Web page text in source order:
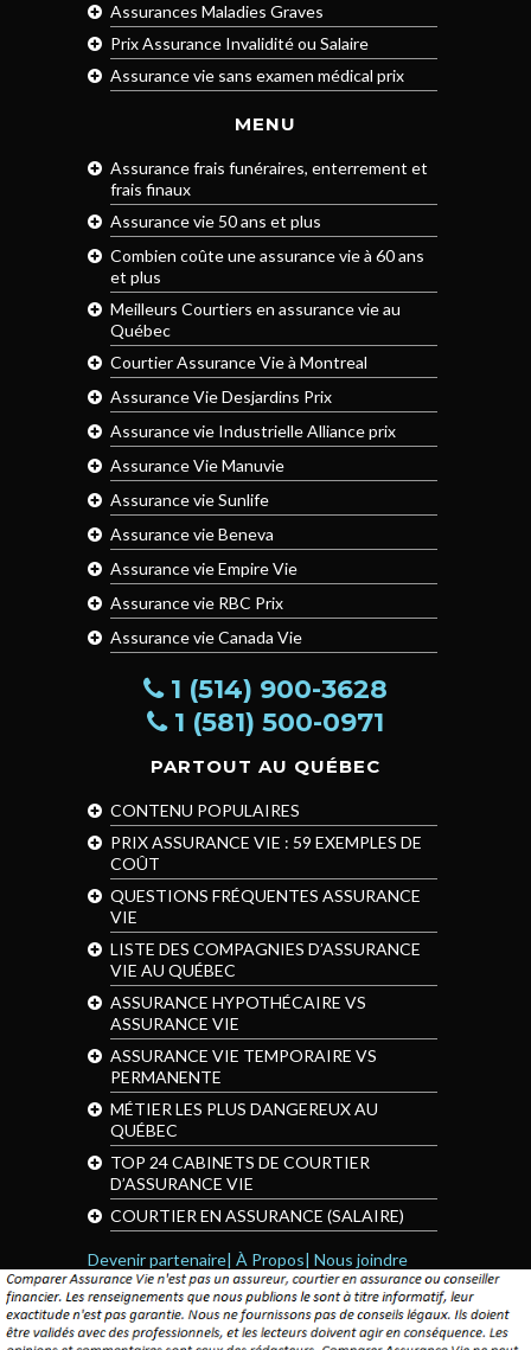
Assurances Maladies Graves
Prix Assurance Invalidité ou Salaire
Assurance vie sans examen médical prix
MENU
Assurance frais funéraires, enterrement et
frais finaux
Assurance vie 50 ans et plus
Combien coûte une assurance vie à 60 ans
et plus
Meilleurs Courtiers en assurance vie au
Québec
Courtier Assurance Vie à Montreal
Assurance Vie Desjardins Prix
Assurance vie Industrielle Alliance prix
Assurance Vie Manuvie
Assurance vie Sunlife
Assurance vie Beneva
Assurance vie Empire Vie
Assurance vie RBC Prix
Assurance vie Canada Vie
1 (514) 900-3628
1 (581) 500-0971
PARTOUT AU QUÉBEC
CONTENU POPULAIRES
PRIX ASSURANCE VIE : 59 EXEMPLES DE
COÛT
QUESTIONS FRÉQUENTES ASSURANCE
VIE
LISTE DES COMPAGNIES D’ASSURANCE
VIE AU QUÉBEC
ASSURANCE HYPOTHÉCAIRE VS
ASSURANCE VIE
ASSURANCE VIE TEMPORAIRE VS
PERMANENTE
MÉTIER LES PLUS DANGEREUX AU
QUÉBEC
TOP 24 CABINETS DE COURTIER
D’ASSURANCE VIE
COURTIER EN ASSURANCE (SALAIRE)
Devenir partenaire| À Propos| Nous joindre